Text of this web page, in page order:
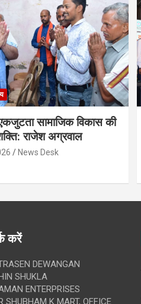
सामाजिक विकास की
राजेश अग्रवाल
News Desk
करें
DEWANGAN
SHUKLA
ENTERPRISES
SHUBHAM K MART, OFFICE